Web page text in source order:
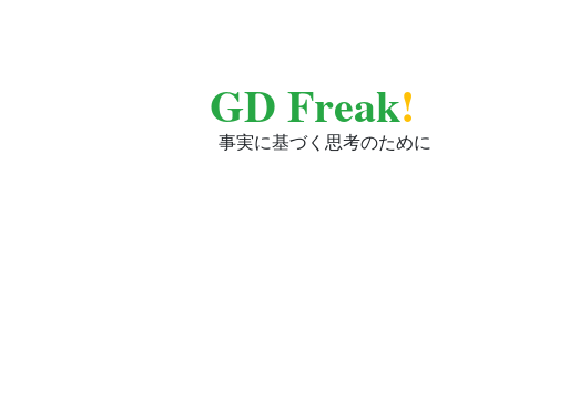
GD Freak!
事実に基づく思考のために